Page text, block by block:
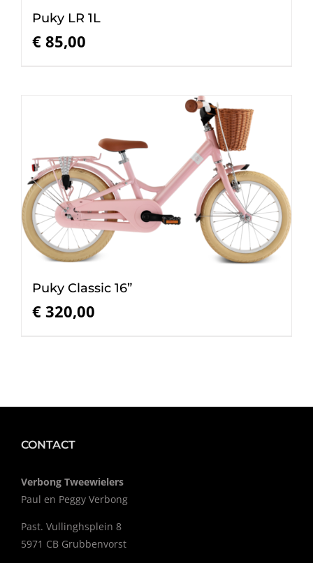
Puky LR 1L
€ 85,00
Puky Classic 16”
€ 320,00
CONTACT
Verbong Tweewielers
Paul en Peggy Verbong
Past. Vullinghsplein 8
5971 CB Grubbenvorst